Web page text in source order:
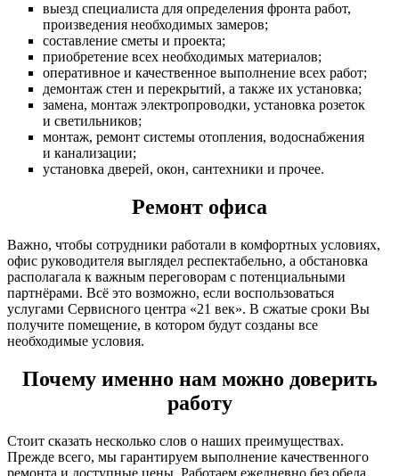
выезд специалиста для определения фронта работ,
произведения необходимых замеров;
составление сметы и проекта;
приобретение всех необходимых материалов;
оперативное и качественное выполнение всех работ;
демонтаж стен и перекрытий, а также их установка;
замена, монтаж электропроводки, установка розеток
и светильников;
монтаж, ремонт системы отопления, водоснабжения
и канализации;
установка дверей, окон, сантехники и прочее.
Ремонт офиса
Важно, чтобы сотрудники работали в комфортных условиях,
офис руководителя выглядел респектабельно, а обстановка
располагала к важным переговорам с потенциальными
партнёрами. Всё это возможно, если воспользоваться
услугами Сервисного центра «21 век». В сжатые сроки Вы
получите помещение, в котором будут созданы все
необходимые условия.
Почему именно нам можно доверить
работу
Стоит сказать несколько слов о наших преимуществах.
Прежде всего, мы гарантируем выполнение качественного
ремонта и доступные цены. Работаем ежедневно без обеда